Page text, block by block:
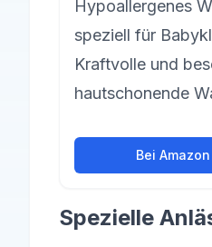
Hypoallergenes
speziell für
Kraftvolle und
hautschonende
Bei
Spezielle